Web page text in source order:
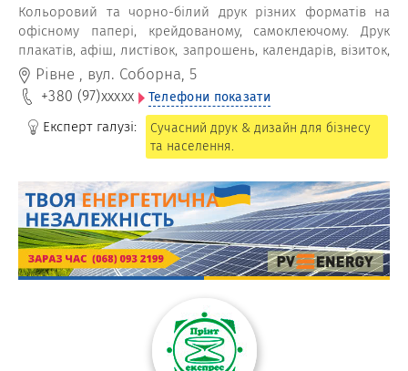
Кольоровий та чорно-білий друк різних форматів на
офісному папері, крейдованому, самоклеючому. Друк
плакатів, афіш, листівок, запрошень, календарів, візиток,
каталогів, книг та іншої поліграфічної продукції.
Рівне , вул. Соборна, 5
+380 (97)xxxxx Телефони показати
Експерт галузі:
Сучасний друк & дизайн для бізнесу
та населення.